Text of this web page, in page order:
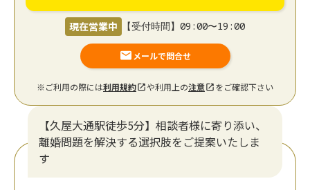
現在営業中 【受付時間】09:00〜19:00
メールで問合せ
※ご利用の際には利用規約 や利用上の注意 をご確認下さい
【久屋大通駅徒歩5分】相談者様に寄り添い、
離婚問題を解決する選択肢をご提案いたしま
す